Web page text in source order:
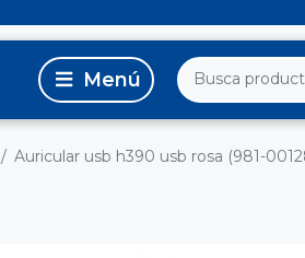
Auricular usb h390 usb rosa (981-